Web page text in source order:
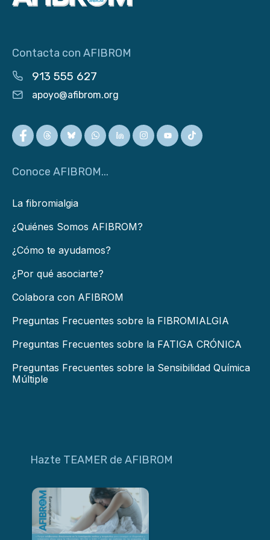
Contacta con AFIBROM
913 555 627
apoyo@afibrom.org
Conoce AFIBROM...
La fibromialgia
¿Quiénes Somos AFIBROM?
¿Cómo te ayudamos?
¿Por qué asociarte?
Colabora con AFIBROM
Preguntas Frecuentes sobre la FIBROMIALGIA
Preguntas Frecuentes sobre la FATIGA CRÓNICA
Preguntas Frecuentes sobre la Sensibilidad Química
Múltiple
Hazte TEAMER de AFIBROM